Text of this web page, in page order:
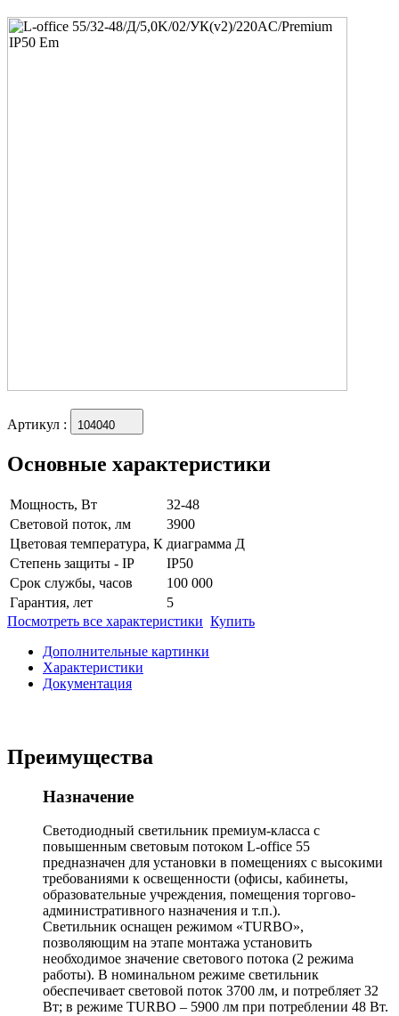
Артикул : 104040
Основные характеристики
Мощность, Вт
32-48
Световой поток, лм
3900
Цветовая температура, К диаграмма Д
Степень защиты - IP
IP50
Срок службы, часов
100 000
Гарантия, лет
5
Посмотреть все характеристики Купить
Дополнительные картинки
Характеристики
Документация
Преимущества
Назначение
Светодиодный светильник премиум-класса с
повышенным световым потоком L-office 55
предназначен для установки в помещениях с высокими
требованиями к освещенности (офисы, кабинеты,
образовательные учреждения, помещения торгово-
административного назначения и т.п.).
Светильник оснащен режимом «TURBO»,
позволяющим на этапе монтажа установить
необходимое значение светового потока (2 режима
работы). В номинальном режиме светильник
обеспечивает световой поток 3700 лм, и потребляет 32
Вт; в режиме TURBO – 5900 лм при потреблении 48 Вт.